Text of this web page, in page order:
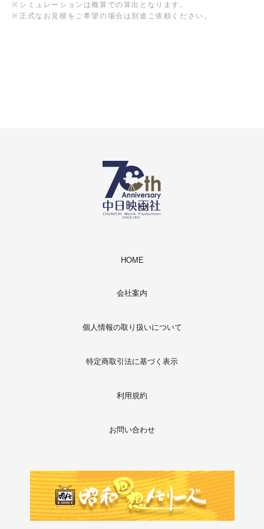
※ シミュレーションは概算での算出となります。
※ 正式なお見積をご希望の場合は別途ご依頼ください。
HOME
会社案内
個人情報の取り扱いについて
特定商取引法に基づく表示
利用規約
お問い合わせ